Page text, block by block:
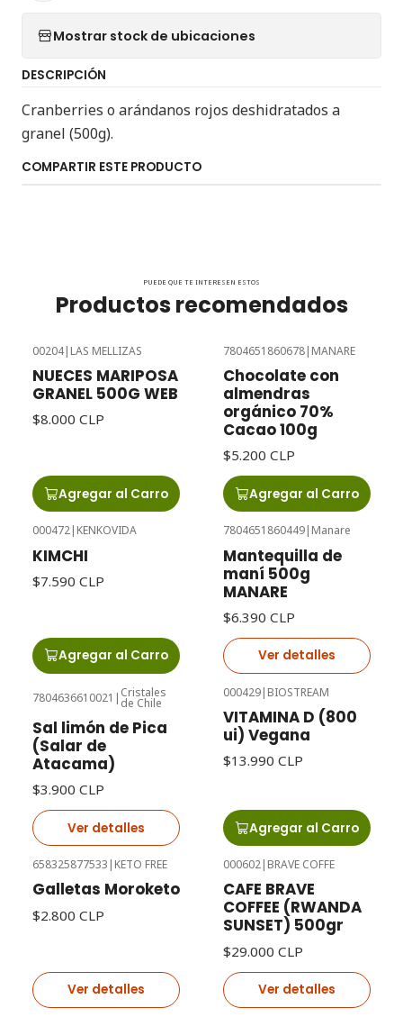
Mostrar stock de ubicaciones
DESCRIPCIÓN
Cranberries o arándanos rojos deshidratados a
granel (500g).
COMPARTIR ESTE PRODUCTO
PUEDE QUE TE INTERESEN ESTOS
Productos recomendados
00204| LAS MELLIZAS
NUECES MARIPOSA
GRANEL 500G WEB
$8.000 CLP
Agregar al Carro
7804651860678| MANARE
Chocolate con
almendras
orgánico 70%
Cacao 100g
$5.200 CLP
Agregar al Carro
000472| KENKOVIDA
KIMCHI
$7.590 CLP
Agregar al Carro
7804651860449| Manare
Mantequilla de
maní 500g
MANARE
$6.390 CLP
Ver detalles
7804636610021 | Cristales
de Chile
Sal limón de Pica
(Salar de
Atacama)
$3.900 CLP
Ver detalles
000429| BIOSTREAM
VITAMINA D (800
ui) Vegana
$13.990 CLP
Agregar al Carro
658325877533 | KETO FREE
Galletas Moroketo
$2.800 CLP
Ver detalles
000602| BRAVE COFFE
CAFE BRAVE
COFFEE (RWANDA
SUNSET) 500gr
$29.000 CLP
Ver detalles